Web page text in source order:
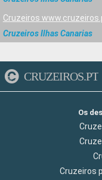
Cruzeiros
Cruzeiros Ilhas Canarias
CRUZEIROS.PT
Os
Cruzeiros